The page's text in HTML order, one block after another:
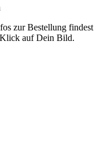
zur Bestellung findest
auf Dein Bild.